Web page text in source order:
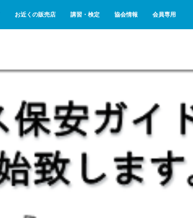
お近くの販売店 講習・検定 協会情報 会員専用